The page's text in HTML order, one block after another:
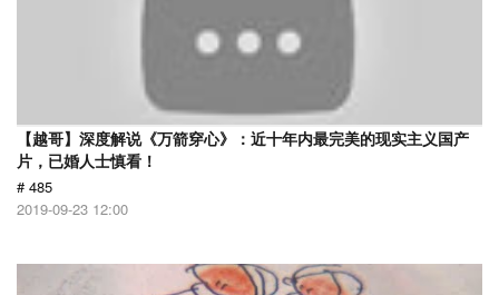
【越哥】深度解说《万箭穿心》：近十年内最完美的现实主义国产
片，已婚人士慎看！
# 485
2019-09-23 12:00